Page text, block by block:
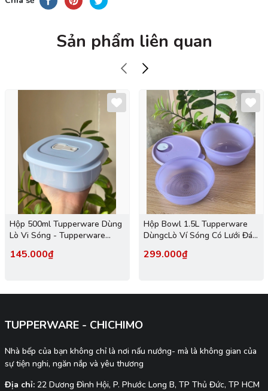
Sản phẩm liên quan
Hộp 500ml Tupperware Dùng
Lò Vi Sóng - Tupperware
145.000₫
Hộp Bowl 1.5L Tupperware
DùngcLò Ví Sóng Có Lưới Đáy
Tupperware Trung Chính
299.000₫
TUPPERWARE - CHICHIMO
Nhà bếp của bạn không chỉ là nơi nấu nướng- mà là không gian của
sự tiện nghi, ngăn nắp và yêu thương
Địa chỉ: 22 Dương Đình Hội, P. Phước Long B, TP Thủ Đức, TP HCM